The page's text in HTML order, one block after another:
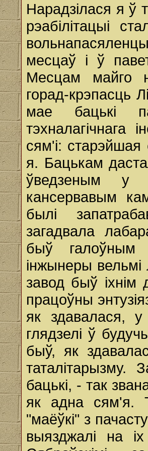
Нарадзілася я ў
рэабілітацыі
месцаў і ў
Месцам майго
горад-крэпасць
мае бацькі
сям'і:
я. Бацькам
ўведзеным у
кансервавым
былі
загадвала
быў галоўным
інжынеры
завод быў
працоўны
як здавалася,
глядзелі ў
быў, як
таталітарызму.
бацькі, - так
як адна сям'я.
"маёўкі" з
выязджалі на